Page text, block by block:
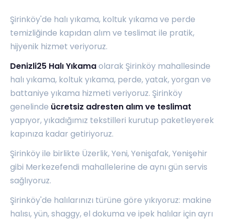
Şirinköy'de halı yıkama, koltuk yıkama ve perde
temizliğinde kapıdan alım ve teslimat ile pratik,
hijyenik hizmet veriyoruz.
Denizli25 Halı Yıkamaolarak Şirinköy mahallesinde
halı yıkama, koltuk yıkama, perde, yatak, yorgan ve
battaniye yıkama hizmeti veriyoruz. Şirinköy
genelinde ücretsiz adresten alım ve teslimat
yapıyor, yıkadığımız tekstilleri kurutup paketleyerek
kapınıza kadar getiriyoruz.
Şirinköy ile birlikte Üzerlik,Yeni,Yenişafak,Yenişehir
gibi Merkezefendi mahallelerine de aynı gün servis
sağlıyoruz.
Şirinköy'de halılarınızı türüne göre yıkıyoruz: makine
halısı, yün, shaggy, el dokuma ve ipek halılar için ayrı